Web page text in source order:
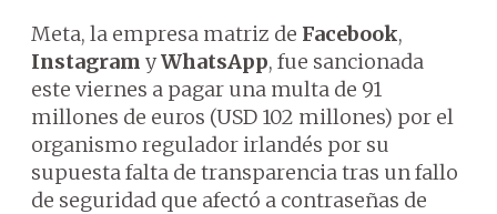
Meta, la empresa matriz de Facebook,
Instagram yWhatsApp, fue sancionada
este viernes a pagar una multa de 91
millones de euros (USD 102 millones) por el
organismo regulador irlandés por su
supuesta falta de transparencia tras un fallo
de seguridad que afectó a contraseñas de